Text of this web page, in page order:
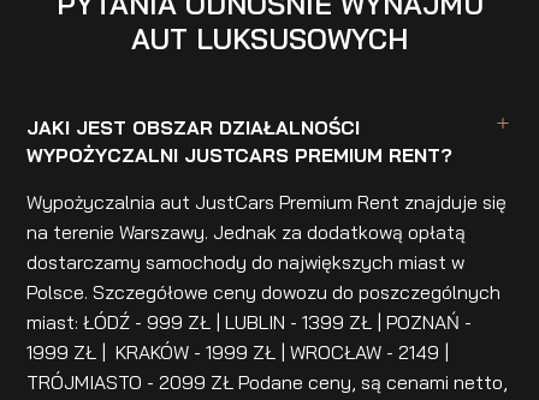
AUT LUKSUSOWYCH
JAKI JEST OBSZAR DZIAŁALNOŚCI
WYPOŻYCZALNI JUSTCARS PREMIUM RENT?
Wypożyczalnia aut JustCars Premium Rent znajduje się
na terenie Warszawy. Jednak za dodatkową opłatą
dostarczamy samochody do największych miast w
Polsce. Szczegółowe ceny dowozu do poszczególnych
miast: ŁÓDŹ - 999 ZŁ | LUBLIN - 1399 ZŁ | POZNAŃ -
1999 ZŁ | KRAKÓW - 1999 ZŁ | WROCŁAW - 2149 |
TRÓJMIASTO - 2099 ZŁ Podane ceny, są cenami netto,